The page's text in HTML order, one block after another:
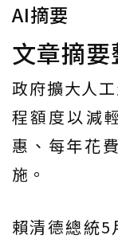
AI摘要
文章摘要
政府擴大人
程額度以減
惠、每年花
施。
賴清德總統5